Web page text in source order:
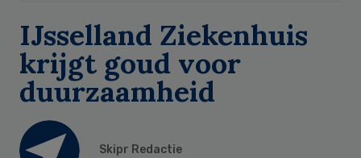
IJsselland Ziekenhuis
krijgt goud voor
duurzaamheid
Skipr Redactie